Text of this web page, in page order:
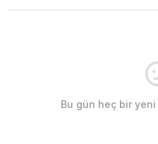
Bu gün heç bir yeni